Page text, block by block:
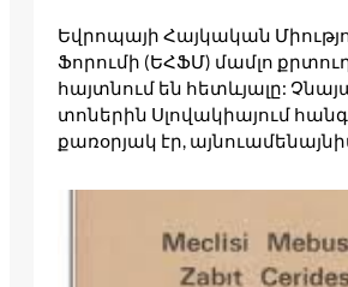
Եվրոպայի Հայկական
Ֆորումի (ԵՀՖՄ) մամլո
հայտնում են հետևյալը:
տոներին Սլովակիայում
քառօրյակ էր,